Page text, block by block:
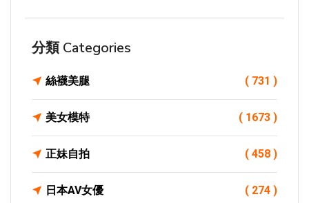
分類 Categories
絲襪美腿 ( 731 )
美女模特 ( 1673 )
正妹自拍 ( 458 )
日本AV女優 ( 274 )